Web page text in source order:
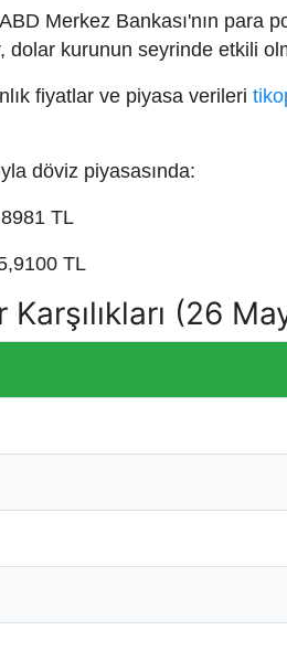
Merkez Bankası'nın para
dolar kurunun seyrinde etkili
fiyatlar ve piyasa verileri
döviz piyasasında:
TL
TL
(26